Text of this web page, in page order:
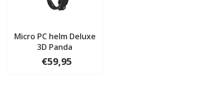
Micro PC helm Deluxe
3D Panda
€59,95